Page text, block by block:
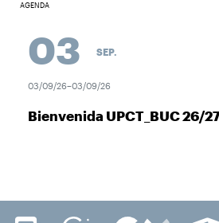
AGENDA
03 SEP.
03/09/26–03/09/26
Bienvenida UPCT_BUC 26/27